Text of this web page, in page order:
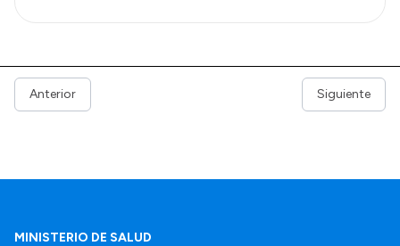
Anterior Siguiente
MINISTERIO DE SALUD